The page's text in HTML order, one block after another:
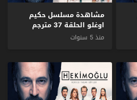
مشاهدة مسلسل حكيم
اوغلو الحلقة 37 مترجم
منذ 5 سنوات